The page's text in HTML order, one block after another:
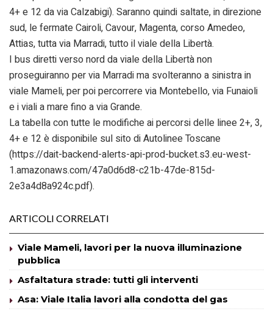
4+ e 12 da via Calzabigi). Saranno quindi saltate, in direzione
sud, le fermate Cairoli, Cavour, Magenta, corso Amedeo,
Attias, tutta via Marradi, tutto il viale della Libertà.
I bus diretti verso nord da viale della Libertà non
proseguiranno per via Marradi ma svolteranno a sinistra in
viale Mameli, per poi percorrere via Montebello, via Funaioli
e i viali a mare fino a via Grande.
La tabella con tutte le modifiche ai percorsi delle linee 2+, 3,
4+ e 12 è disponibile sul sito di Autolinee Toscane
(https://dait-backend-alerts-api-prod-bucket.s3.eu-west-
1.amazonaws.com/47a0d6d8-c21b-47de-815d-
2e3a4d8a924c.pdf).
ARTICOLI CORRELATI
Viale Mameli, lavori per la nuova illuminazione
pubblica
Asfaltatura strade: tutti gli interventi
Asa: Viale Italia lavori alla condotta del gas